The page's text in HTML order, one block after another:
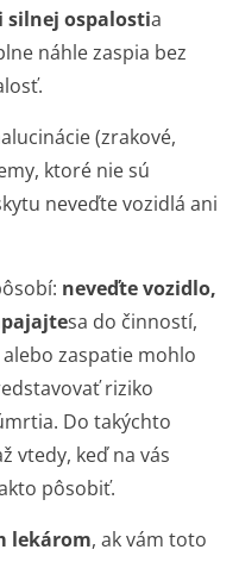
silnej ospalostia
náhle zaspia bez
(zrakové,
ktoré nie sú
neveďte vozidlá ani
neveďte vozidlo,
sa do činností,
zaspatie mohlo
riziko
Do takýchto
vtedy, keď na vás
pôsobiť.
lekárom, ak vám toto